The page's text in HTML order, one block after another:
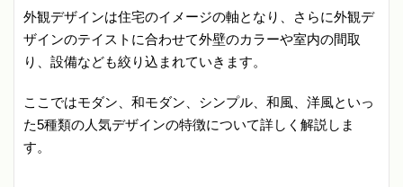
外観デザインは住宅のイメージの軸となり、さらに外観デ
ザインのテイストに合わせて外壁のカラーや室内の間取
り、設備なども絞り込まれていきます。
ここではモダン、和モダン、シンプル、和風、洋風といっ
た5種類の人気デザインの特徴について詳しく解説しま
す。